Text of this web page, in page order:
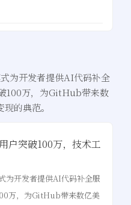
为开发者提供AI代码补全
100万，为GitHub带来数
的典范。
突破100万，技术工
开发者提供AI代码补全服
万，为GitHub带来数亿美